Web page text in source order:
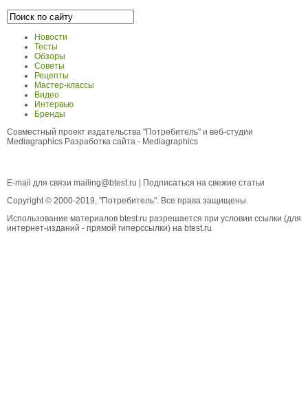
Новости
Тесты
Обзоры
Советы
Рецепты
Мастер-классы
Видео
Интервью
Бренды
Совместный проект издательства "Потребитель" и веб-студии
Mediagraphics Разработка сайта - Mediagraphics
E-mail для связи mailing@btest.ru | Подписаться на свежие статьи
Copyright © 2000-2019, "Потребитель". Все права защищены.
Использование материалов btest.ru разрешается при условии ссылки (для
интернет-изданий - прямой гиперссылки) на btest.ru